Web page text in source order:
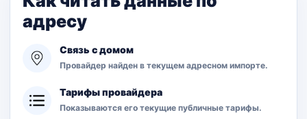
адресу
Связь с домом
Провайдер найден в текущем адресном импорте.
Тарифы провайдера
Показываются его текущие публичные тарифы.